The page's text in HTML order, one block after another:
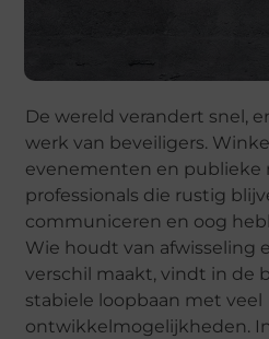
De wereld verandert snel,
werk van beveiligers.
evenementen en publieke
professionals die rustig
communiceren en oog
Wie houdt van afwisseling
verschil maakt, vindt in de
stabiele loopbaan met veel
ontwikkelmogelijkheden.